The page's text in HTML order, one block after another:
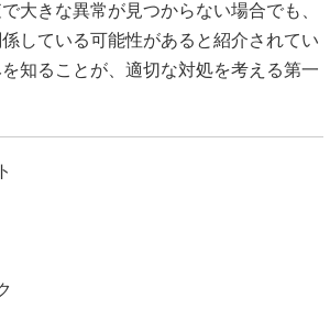
大きな異常が見つからない場合でも、
している可能性があると紹介されてい
知ることが、適切な対処を考える第一